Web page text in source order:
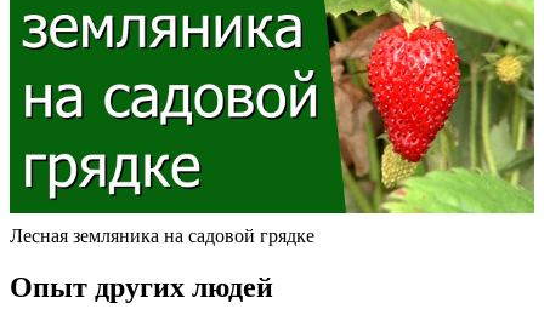
Лесная земляника на садовой грядке
Опыт других людей